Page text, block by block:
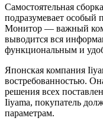
Самостоятельная
подразумевает особый
Монитор — важный
выводится вся
функциональным и
Японская компания
востребованностью.
решения всех
Iiyama, покупатель
параметрам.